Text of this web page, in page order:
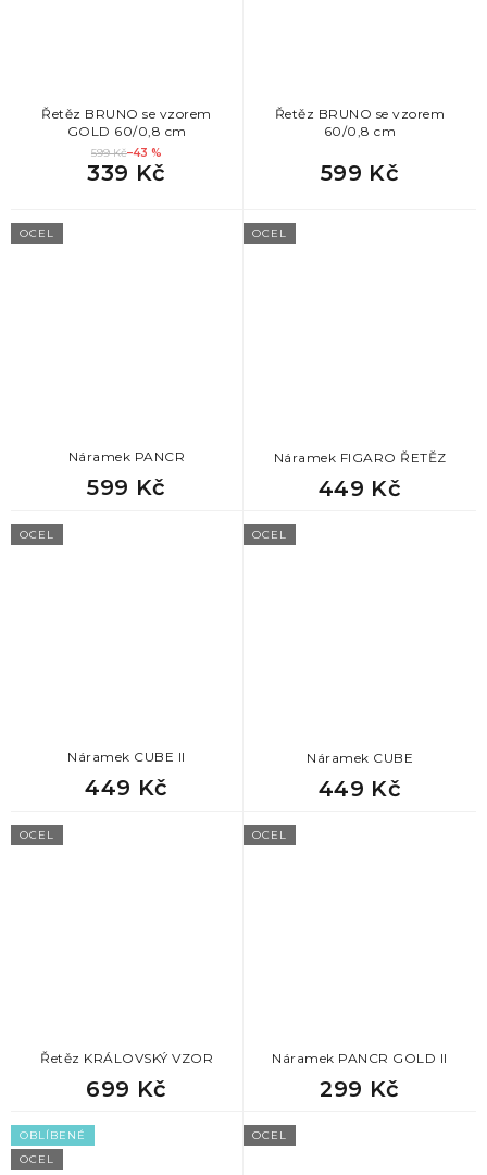
Řetěz BRUNO se vzorem
GOLD 60/0,8 cm
599 Kč–43 %
339 Kč
Řetěz BRUNO se vzorem
60/0,8 cm
599 Kč
OCEL
Náramek PANCR
599 Kč
OCEL
Náramek FIGARO ŘETĚZ
449 Kč
OCEL
Náramek CUBE II
449 Kč
OCEL
Náramek CUBE
449 Kč
OCEL
Řetěz KRÁLOVSKÝ VZOR
699 Kč
OCEL
Náramek PANCR GOLD II
299 Kč
OBLÍBENÉ
OCEL
OCEL